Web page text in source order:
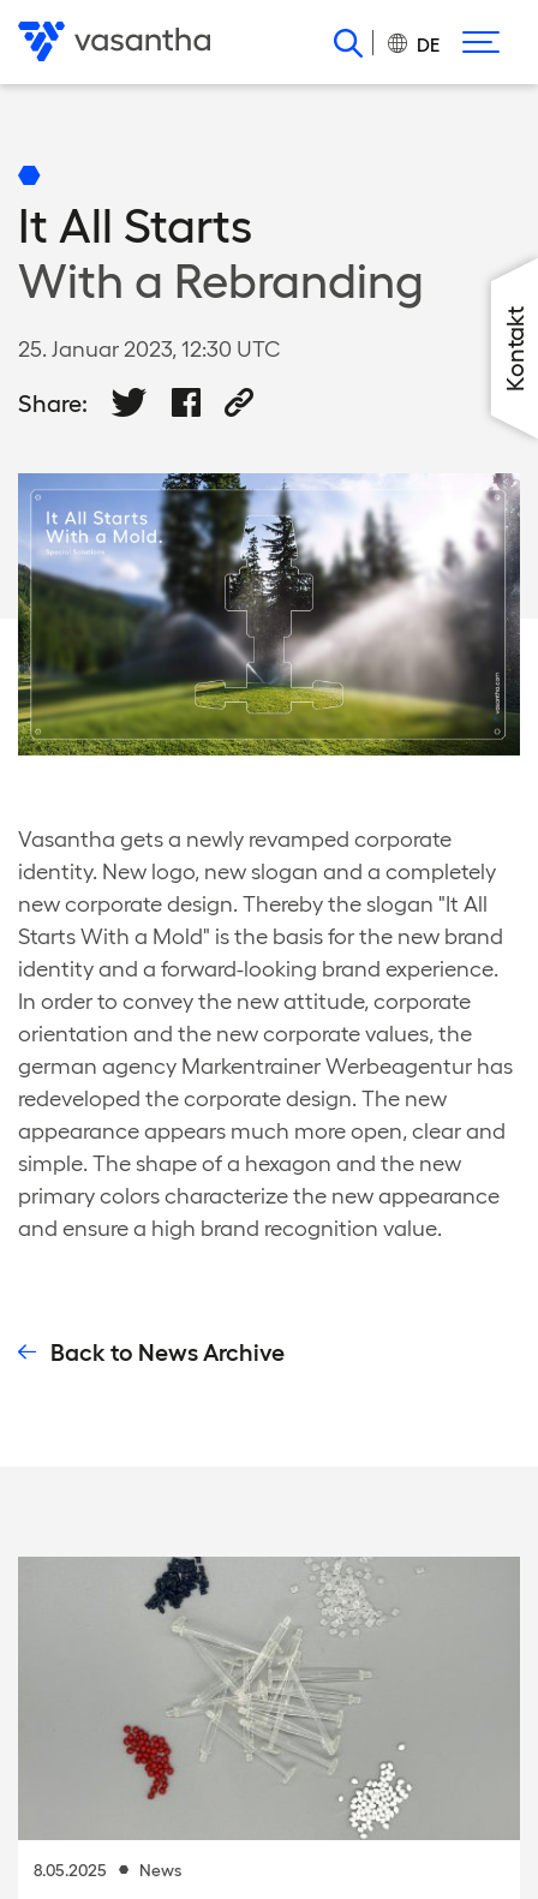
zum
DE
It All Starts
With a Rebranding
25. Januar 2023, 12:30 UTC
Share:
Vasantha gets a newly revamped corporate
identity. New logo, new slogan and a completely
new corporate design. Thereby the slogan "It All
Starts With a Mold" is the basis for the new brand
identity and a forward-looking brand experience.
In order to convey the new attitude, corporate
orientation and the new corporate values, the
german agency Markentrainer Werbeagentur has
redeveloped the corporate design. The new
appearance appears much more open, clear and
simple. The shape of a hexagon and the new
primary colors characterize the new appearance
and ensure a high brand recognition value.
Back to News Archive
Kontakt
8.05.2025 News